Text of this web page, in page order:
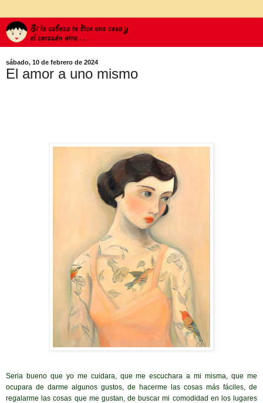
sábado, 10 de febrero de 2024
El amor a uno mismo
Seria bueno que yo me cuidara, que me escuchara a mi misma, que me
ocupara de darme algunos gustos, de hacerme las cosas más fáciles, de
regalarme las cosas que me gustan, de buscar mi comodidad en los lugares